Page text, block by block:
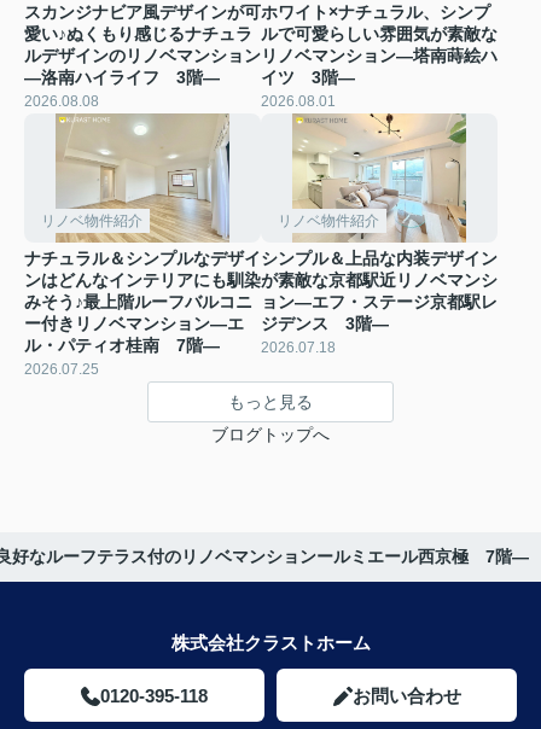
スカンジナビア風デザインが可
愛い♪ぬくもり感じるナチュラ
ルデザインのリノベマンション
―洛南ハイライフ 3階―
2026.08.08
ホワイト×ナチュラル、シンプ
ルで可愛らしい雰囲気が素敵な
リノベマンション―塔南蒔絵ハ
イツ 3階―
2026.08.01
リノベ物件紹介
ナチュラル＆シンプルなデザイ
ンはどんなインテリアにも馴染
みそう♪最上階ルーフバルコニ
ー付きリノベマンション―エ
ル・パティオ桂南 7階―
2026.07.25
リノベ物件紹介
シンプル＆上品な内装デザイン
が素敵な京都駅近リノベマンシ
ョン―エフ・ステージ京都駅レ
ジデンス 3階―
2026.07.18
もっと見る
ブログトップへ
好なルーフテラス付のリノベマンションールミエール西京極 7階―
株式会社クラストホーム
0120-395-118 お問い合わせ